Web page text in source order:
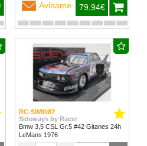
Avísame 79,94€
RC-SW0087
Sideways by Racer
Bmw 3,5 CSL Gr.5 #42 Gitanes 24h
LeMans 1976